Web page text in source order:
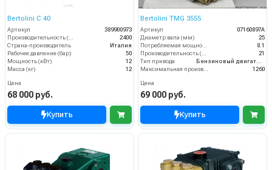
Bertolini С 40
Артикул
389900973
2400
Страна-производитель
Италия
Рабочее давление (бар)
50
Мощность (кВт)
12
Масса (кг)
12
Цена
68 000 руб.
Купить
Bertolini TMG 3555
Артикул
07160897A
Диаметр вала (мм)
25
8.1
21
Тип привода
1260
Цена
69 000 руб.
Купить